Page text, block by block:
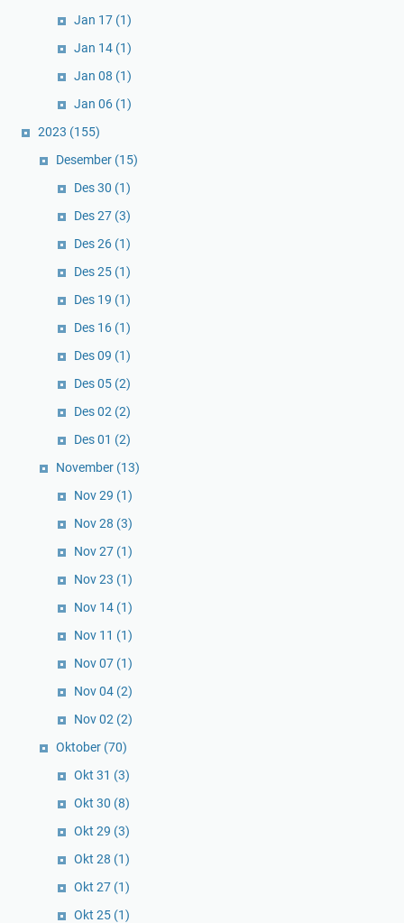
Jan 17 (1)
Jan 14 (1)
Jan 08 (1)
Jan 06 (1)
2023 (155)
Desember (15)
Des 30 (1)
Des 27 (3)
Des 26 (1)
Des 25 (1)
Des 19 (1)
Des 16 (1)
Des 09 (1)
Des 05 (2)
Des 02 (2)
Des 01 (2)
November (13)
Nov 29 (1)
Nov 28 (3)
Nov 27 (1)
Nov 23 (1)
Nov 14 (1)
Nov 11 (1)
Nov 07 (1)
Nov 04 (2)
Nov 02 (2)
Oktober (70)
Okt 31 (3)
Okt 30 (8)
Okt 29 (3)
Okt 28 (1)
Okt 27 (1)
Okt 25 (1)